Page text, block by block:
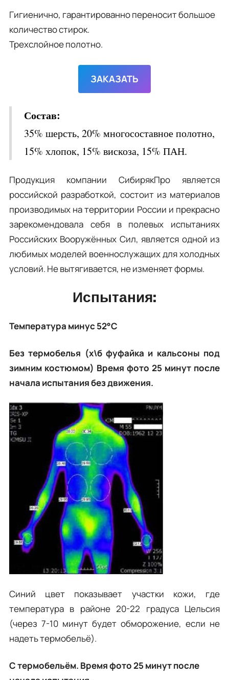
Гигиенично, гарантированно переносит большое
количество стирок.
Трехслойное полотно.
ЗАКАЗАТЬ
Состав:
35% шерсть, 20% многосоставное полотно,
15% хлопок, 15% вискоза, 15% ПАН.
Продукция компании СибирякПро является
российской разработкой, состоит из материалов
производимых на территории России и прекрасно
зарекомендовала себя в полевых испытаниях
Российских Вооружённых Сил, является одной из
любимых моделей военнослужащих для холодных
условий. Не вытягивается, не изменяет формы.
Испытания:
Температура минус 52°C
Без термобелья (х\б фуфайка и кальсоны под
зимним костюмом) Время фото 25 минут после
начала испытания без движения.
Синий цвет показывает участки кожи, где
температура в районе 20-22 градуса Цельсия
(через 7-10 минут будет обморожение, если не
надеть термобельё).
С термобельём. Время фото 25 минут после